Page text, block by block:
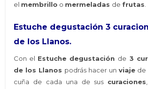
el membrillo o mermeladas de frutas.
Estuche degustación 3
de los Llanos.
Con el Estuche degustación de 3
de los Llanos podrás hacer unviaje de
cuña de cada una de sus curaciones